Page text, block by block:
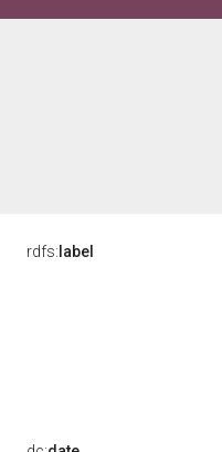
rdfs: label